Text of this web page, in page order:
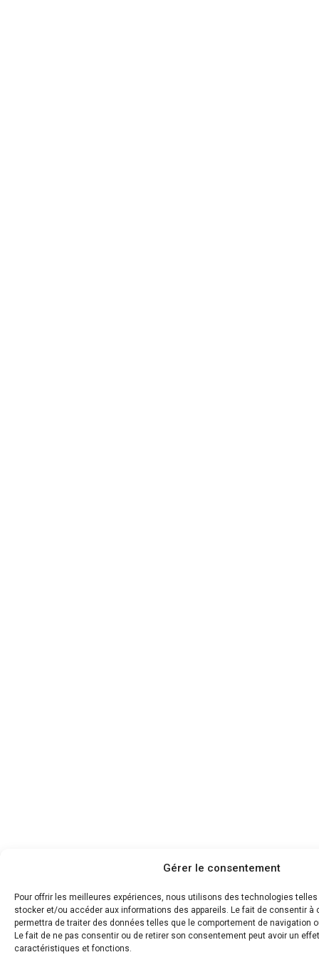
Gérer le consentement
Pour offrir les meilleures expériences, nous utilisons des technologies
stocker et/ou accéder aux informations des appareils. Le fait de consentir à
permettra de traiter des données telles que le comportement de navigation
Le fait de ne pas consentir ou de retirer son consentement peut avoir un
caractéristiques et fonctions.